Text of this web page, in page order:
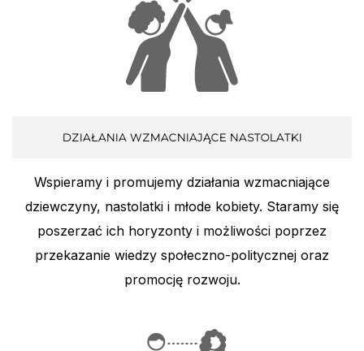
DZIAŁANIA WZMACNIAJĄCE NASTOLATKI
Wspieramy i promujemy działania wzmacniające
dziewczyny, nastolatki i młode kobiety. Staramy się
poszerzać ich horyzonty i możliwości poprzez
przekazanie wiedzy społeczno-politycznej oraz
promocję rozwoju.